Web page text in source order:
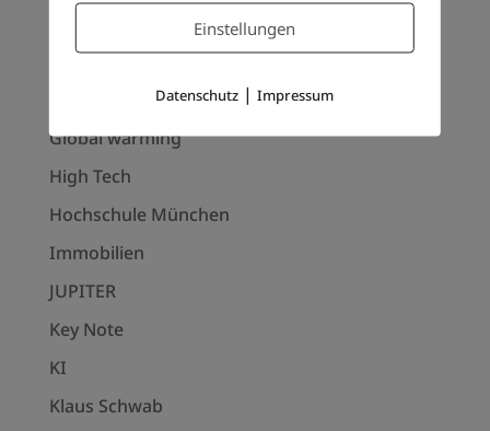
Geschäftsmodell-Innovation
Gesellschaftliche InnovaTIONEN
Global warming
High Tech
Hochschule München
Immobilien
JUPITER
Key Note
KI
Klaus Schwab
Einstellungen
Datenschutz |Impressum